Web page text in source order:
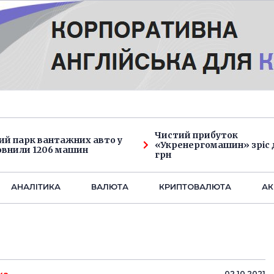
парк вантажних авто у
1206 машин
Чистий прибуток
«Укренергомашин» зріс
грн
АНАЛIТИКА ВАЛЮТА КРИПТОВАЛЮТА